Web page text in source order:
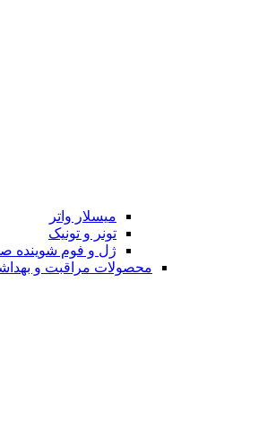
میسلار واتر
تونر و تونیک
ژل و فوم شوینده
محصولات مراقبت و